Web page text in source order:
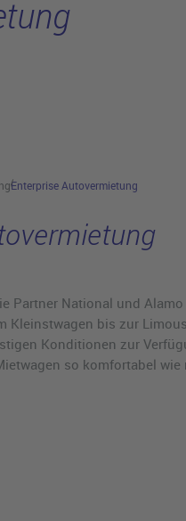
Enterprise Autovermietung
Partner National und
Kleinstwagen bis zur
Konditionen zur
so komfortabel